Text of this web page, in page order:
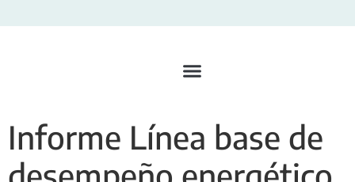
Informe Línea base de